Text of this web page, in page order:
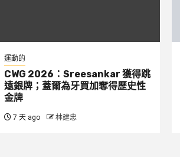
運動的
CWG 2026：Sreesankar 獲得跳
遠銀牌；蓋爾為牙買加奪得歷史性
金牌
7 天 ago 林建忠